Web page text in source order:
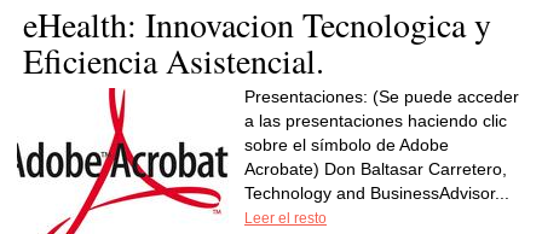
eHealth: Innovacion Tecnologica y
Eficiencia Asistencial.
Presentaciones: (Se puede acceder
a las presentaciones haciendo clic
sobre el símbolo de Adobe
Acrobate) Don Baltasar Carretero,
Technology and BusinessAdvisor...
Leer el resto